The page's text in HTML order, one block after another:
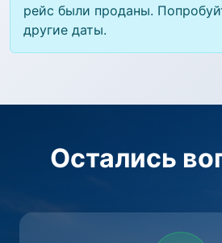
рейс были проданы.
другие даты.
Остались